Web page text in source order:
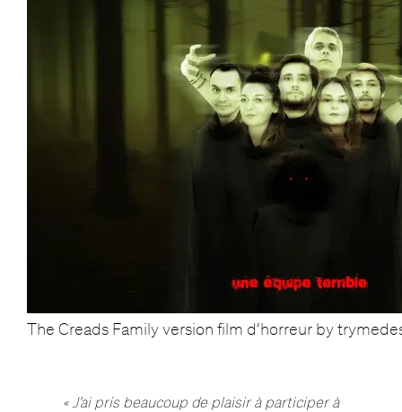
The Creads Family version film d’horreur by
« J’ai pris beaucoup de plaisir à participer à